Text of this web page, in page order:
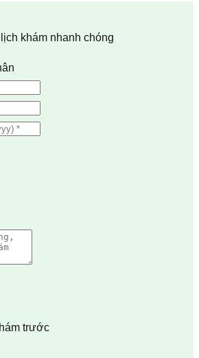
khám nhanh chóng
trước